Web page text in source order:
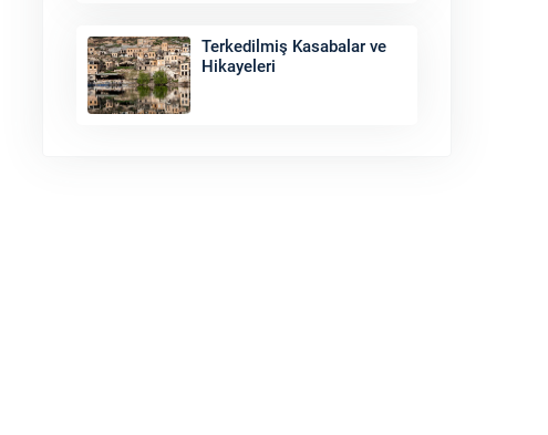
Terkedilmiş Kasabalar ve
Hikayeleri